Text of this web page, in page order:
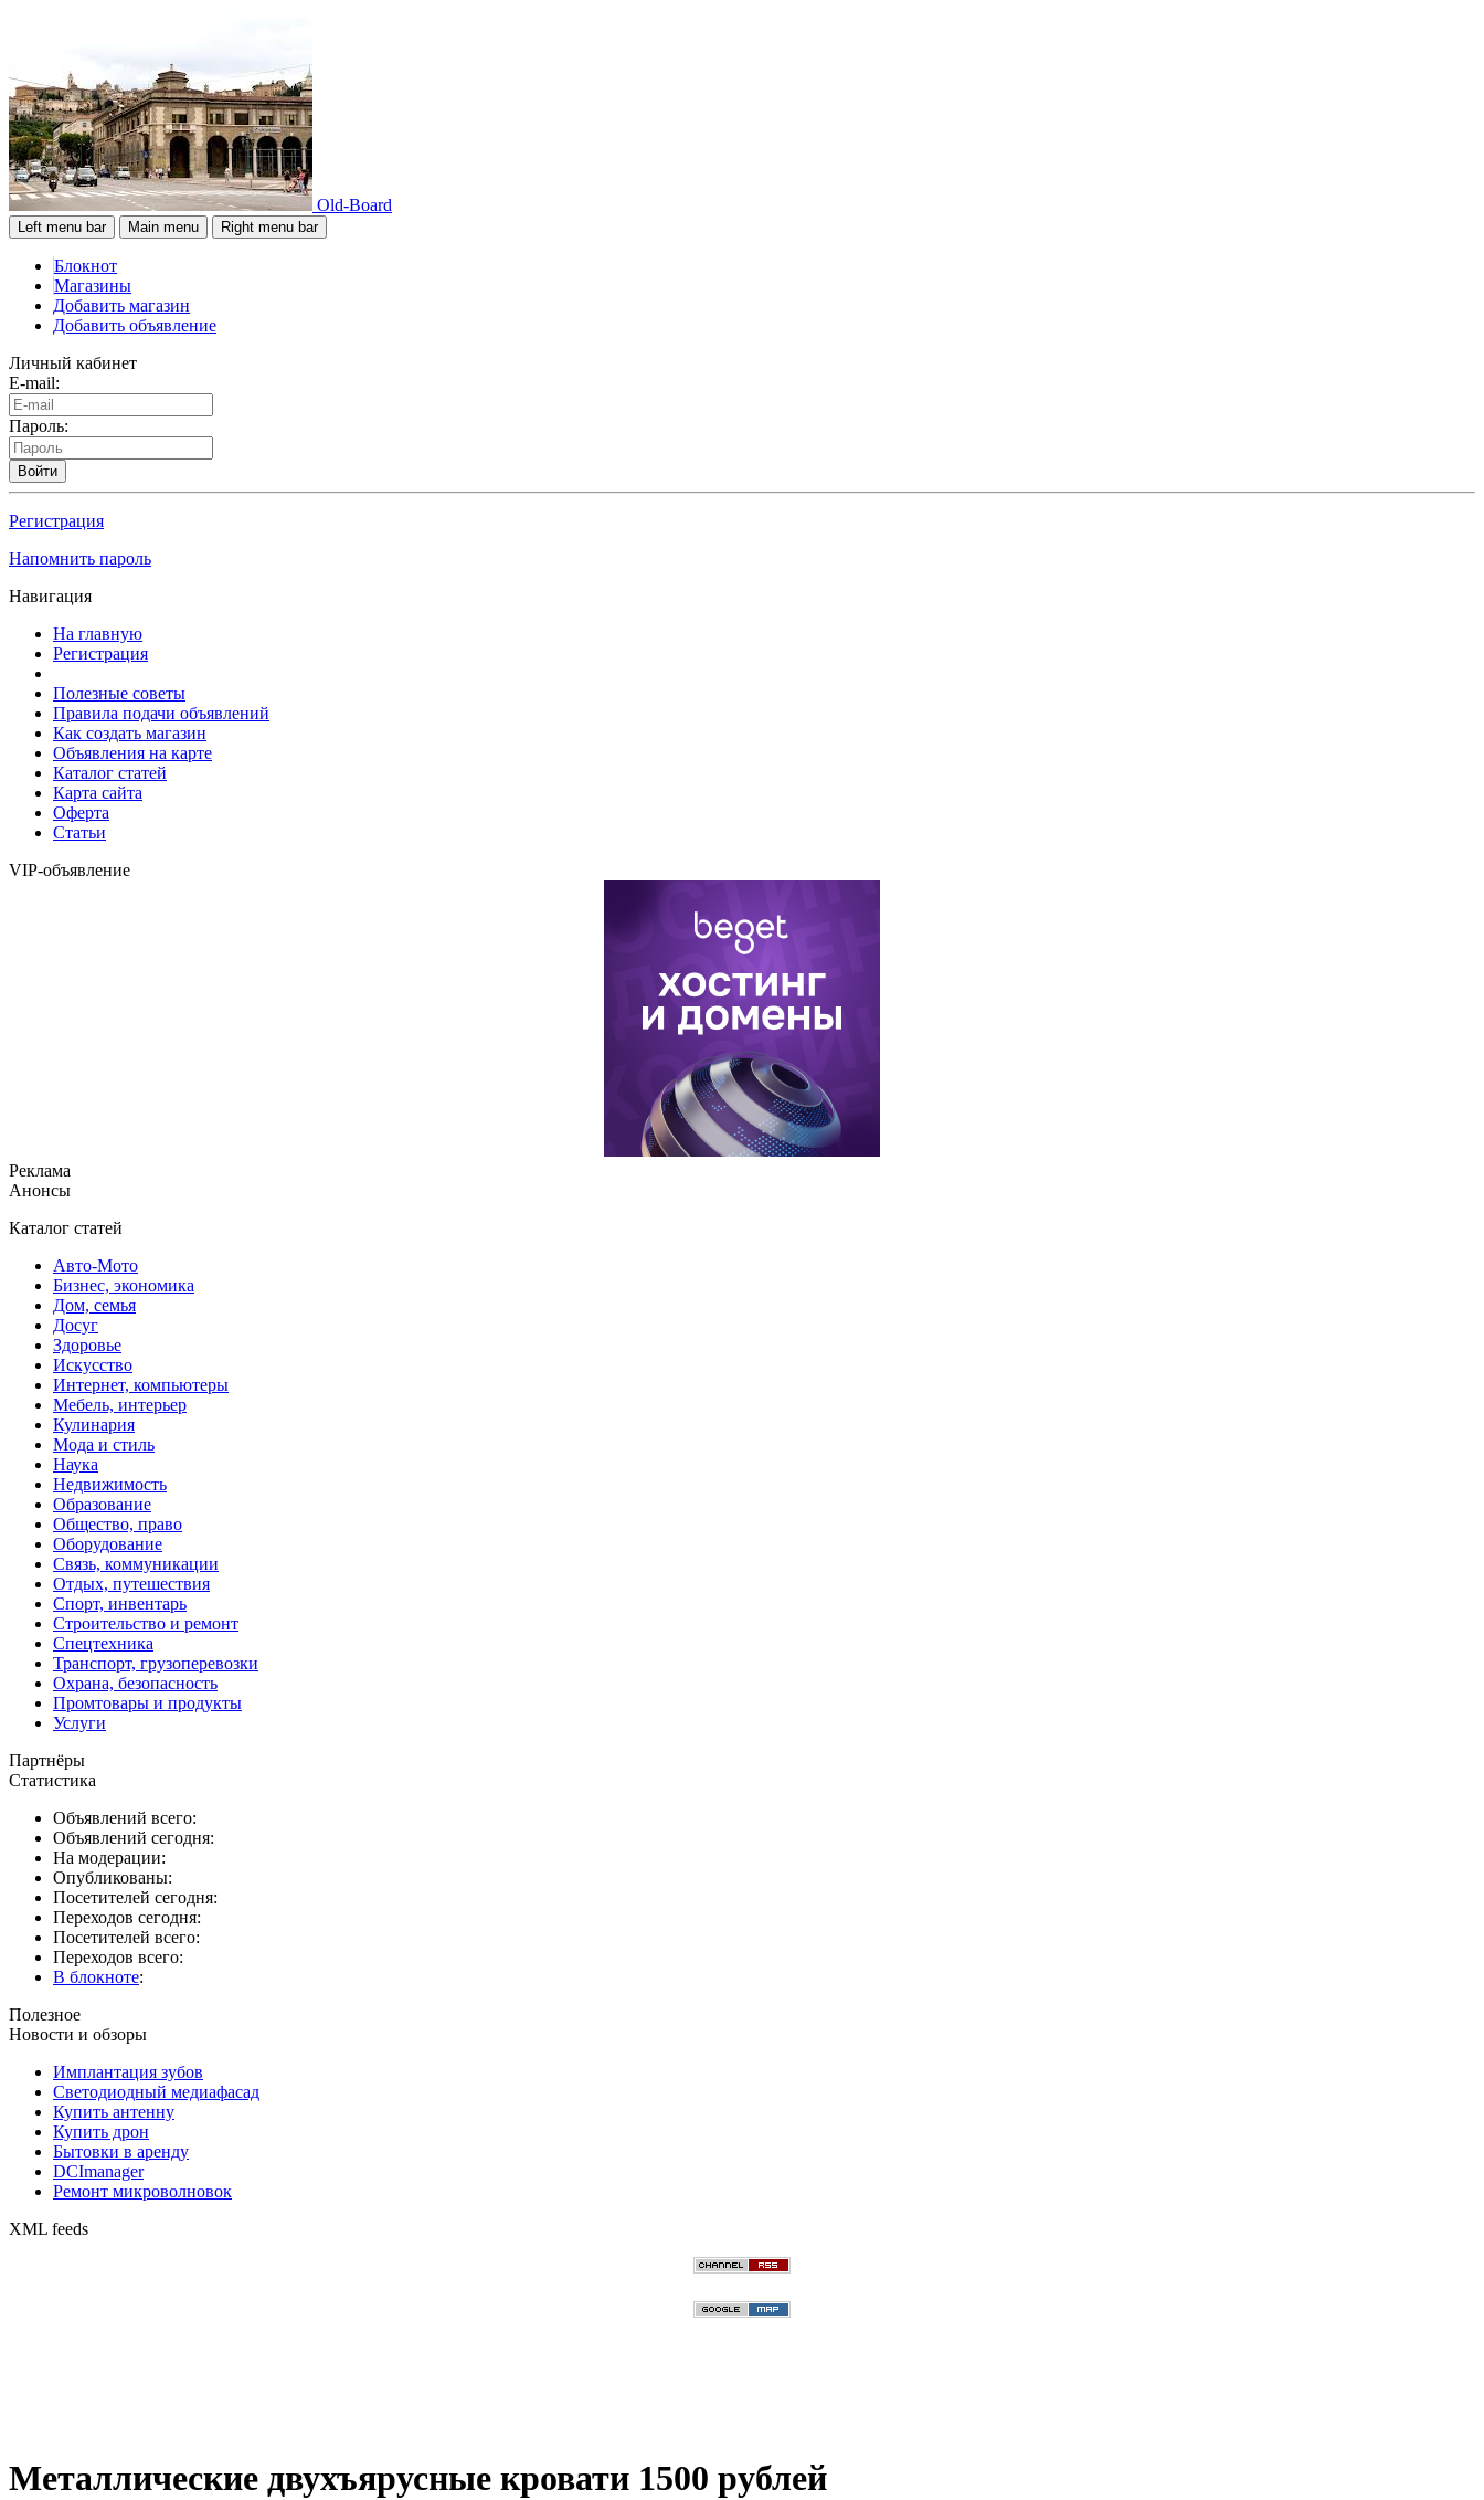
Old-Board
Left menu bar Main menu Right menu bar
Блокнот
Магазины
Добавить магазин
Добавить объявление
Личный кабинет
E-mail:
Пароль:
Войти
Регистрация
Напомнить пароль
Навигация
На главную
Регистрация
Полезные советы
Правила подачи объявлений
Как создать магазин
Объявления на карте
Каталог статей
Карта сайта
Оферта
Статьи
VIP-объявление
Реклама
Анонсы
Каталог статей
Авто-Мото
Бизнес, экономика
Дом, семья
Досуг
Здоровье
Искусство
Интернет, компьютеры
Мебель, интерьер
Кулинария
Мода и стиль
Наука
Недвижимость
Образование
Общество, право
Оборудование
Связь, коммуникации
Отдых, путешествия
Спорт, инвентарь
Строительство и ремонт
Спецтехника
Транспорт, грузоперевозки
Охрана, безопасность
Промтовары и продукты
Услуги
Партнёры
Статистика
Объявлений всего:
Объявлений сегодня:
На модерации:
Опубликованы:
Посетителей сегодня:
Переходов сегодня:
Посетителей всего:
Переходов всего:
В блокноте:
Полезное
Новости и обзоры
Имплантация зубов
Светодиодный медиафасад
Купить антенну
Купить дрон
Бытовки в аренду
DCImanager
Ремонт микроволновок
XML feeds
Металлические двухъярусные кровати 1500 рублей